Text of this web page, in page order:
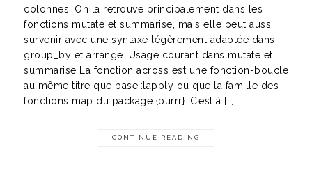
colonnes. On la retrouve principalement dans les
fonctions mutate et summarise, mais elle peut aussi
survenir avec une syntaxe légèrement adaptée dans
group_by et arrange. Usage courant dans mutate et
summarise La fonction across est une fonction-boucle
au même titre que base::lapply ou que la famille des
fonctions map du package {purrr}. C’est à […]
CONTINUE READING